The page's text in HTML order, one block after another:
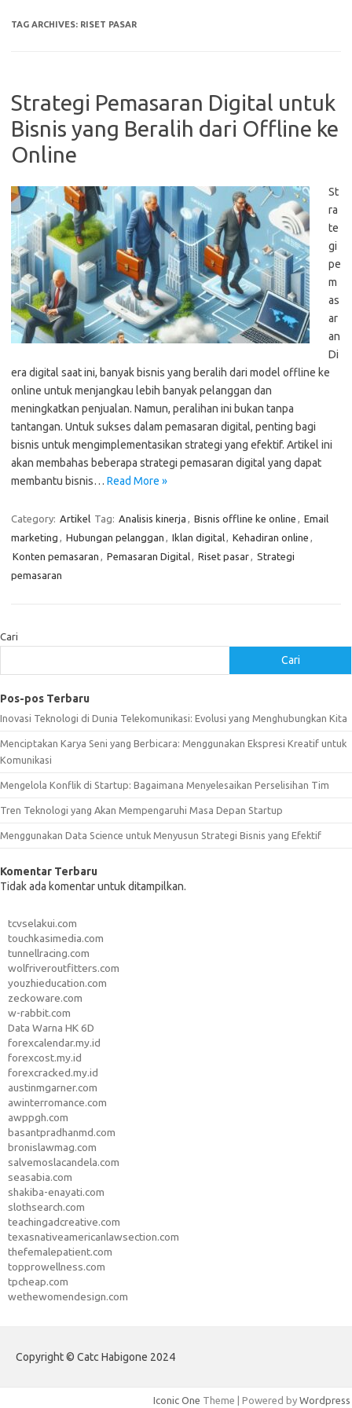
TAG ARCHIVES: RISET PASAR
Strategi Pemasaran Digital untuk
Bisnis yang Beralih dari Offline ke
Online
St
ra
te
gi
pe
m
as
ar
an
Di
era digital saat ini, banyak bisnis yang beralih dari model offline ke
online untuk menjangkau lebih banyak pelanggan dan
meningkatkan penjualan. Namun, peralihan ini bukan tanpa
tantangan. Untuk sukses dalam pemasaran digital, penting bagi
bisnis untuk mengimplementasikan strategi yang efektif. Artikel ini
akan membahas beberapa strategi pemasaran digital yang dapat
membantu bisnis… Read More »
Category: Artikel Tag: Analisis kinerja , Bisnis offline ke online , Email
marketing , Hubungan pelanggan , Iklan digital, Kehadiran online ,
Konten pemasaran , Pemasaran Digital, Riset pasar, Strategi
pemasaran
Cari
Cari
Pos-pos Terbaru
Inovasi Teknologi di Dunia Telekomunikasi: Evolusi yang Menghubungkan Kita
Menciptakan Karya Seni yang Berbicara: Menggunakan Ekspresi Kreatif untuk
Komunikasi
Mengelola Konflik di Startup: Bagaimana Menyelesaikan Perselisihan Tim
Tren Teknologi yang Akan Mempengaruhi Masa Depan Startup
Menggunakan Data Science untuk Menyusun Strategi Bisnis yang Efektif
Komentar Terbaru
Tidak ada komentar untuk ditampilkan.
tcvselakui.com
touchkasimedia.com
tunnellracing.com
wolfriveroutfitters.com
youzhieducation.com
zeckoware.com
w-rabbit.com
Data Warna HK 6D
forexcalendar.my.id
forexcost.my.id
forexcracked.my.id
austinmgarner.com
awinterromance.com
awppgh.com
basantpradhanmd.com
bronislawmag.com
salvemoslacandela.com
seasabia.com
shakiba-enayati.com
slothsearch.com
teachingadcreative.com
texasnativeamericanlawsection.com
thefemalepatient.com
topprowellness.com
tpcheap.com
wethewomendesign.com
Copyright © Catc Habigone 2024
Iconic One Theme | Powered by Wordpress